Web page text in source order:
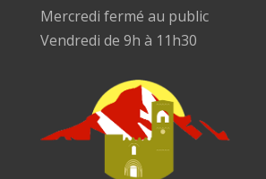
Mercredi fermé au public
Vendredi de 9h à 11h30